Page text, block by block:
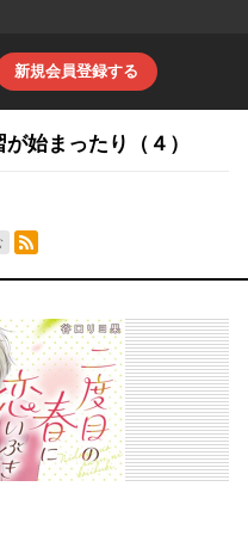
新規会員登録する
始まったり（４）
RSSフィード